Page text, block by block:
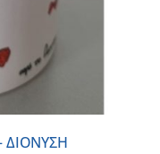
ΔΙΟΝΥΣΗ